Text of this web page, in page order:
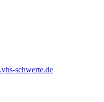
schwerte.de